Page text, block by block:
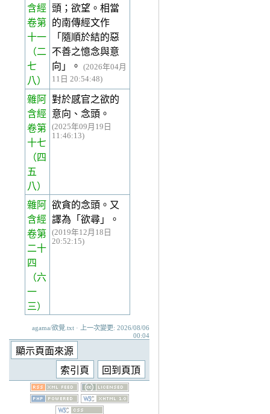
含經
卷第
十一
（二
七
八）
頭；欲望。相當
的南傳經文作
「隨順於結的惡
不善之憶念與意
向」。
(2026年04月
11日 20:54:48)
雜阿
含經
卷第
十七
（四
五
八）
對於感官之欲的
意向、念頭。
(2025年09月19日
11:46:13)
雜阿
含經
卷第
二十
四
（六
一
三）
欲貪的念頭。又
譯為「欲尋」。
(2019年12月18日
20:52:15)
agama/欲覺.txt · 上一次變更: 2026/08/06
00:04